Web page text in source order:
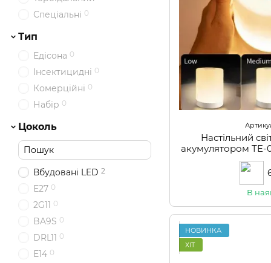
Настільний
акумулятором TE-
В
НОВИНКА
ХІТ
Спеціальні 0
Тип
Едісона 0
Інсектицидні 0
Комерційні 0
Набір 0
Цоколь
Вбудовані LED 2
Е27 0
2G11 0
BA9S 0
DRL11 0
E14 0